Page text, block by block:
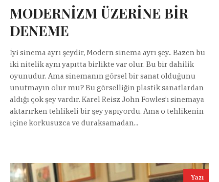
MODERNİZM ÜZERİNE BİR
DENEME
İyi sinema ayrı şeydir, Modern sinema ayrı şey.. Bazen bu
iki nitelik aynı yapıtta birlikte var olur. Bu bir dahilik
oyunudur. Ama sinemanın görsel bir sanat olduğunu
unutmayın olur mu? Bu görselliğin plastik sanatlardan
aldığı çok şey vardır. Karel Reisz John Fowles’ı sinemaya
aktarırken tehlikeli bir şey yapıyordu. Ama o tehlikenin
içine korkusuzca ve duraksamadan...
Yazı